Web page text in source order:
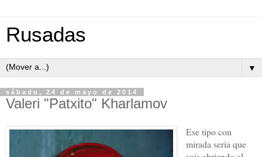
Rusadas
▼
sábado, 24 de mayo de 2014
Valeri "Patxito" Kharlamov
Ese tipo con
mirada seria que